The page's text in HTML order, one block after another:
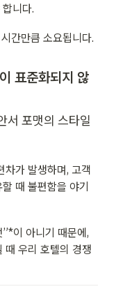
니다.
간만큼 소요됩니다.
표준화되지 않
서 포맷의 스타일
차가 발생하며, 고객
때 불편함을 야기
이 아니기 때문에,
때 우리 호텔의 경쟁